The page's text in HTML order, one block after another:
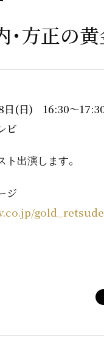
･方正の
日(日) 16:30～
ビ
ト出演します。
ジ